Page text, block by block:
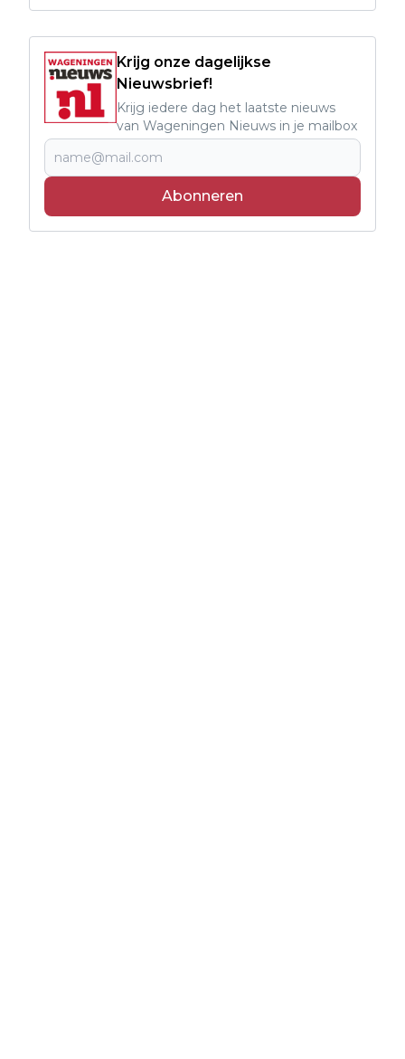
Krijg onze dagelijkse
Nieuwsbrief!
Krijg iedere dag het laatste nieuws
van Wageningen Nieuws in je mailbox
Abonneren